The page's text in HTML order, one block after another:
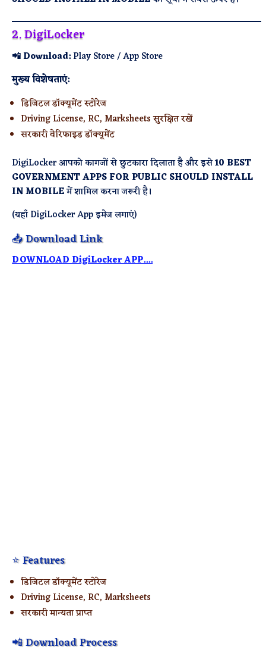
2. DigiLocker
📲 Download:Play Store / App Store
मुख्य विशेषताएं:
डिजिटल डॉक्यूमेंट स्टोरेज
Driving License, RC, Marksheets सुरक्षित रखें
सरकारी वेरिफाइड डॉक्यूमेंट
DigiLocker आपको कागजों से छुटकारा दिलाता है और इसे10 BEST
GOVERNMENT APPS FOR PUBLIC SHOULD INSTALL
IN MOBILEमें शामिल करना जरूरी है।
(यहाँ DigiLocker App इमेज लगाएं)
📥 Download Link
DOWNLOAD DigiLocker APP....
⭐ Features
डिजिटल डॉक्यूमेंट स्टोरेज
Driving License, RC, Marksheets
सरकारी मान्यता प्राप्त
📲 Download Process